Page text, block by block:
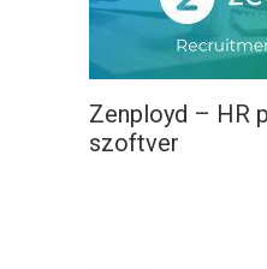
Zenployd – HR
szoftver